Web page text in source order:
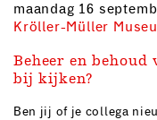
maandag 16
Kröller-Müller
Beheer en
bij kijken?
Ben jij of je collega